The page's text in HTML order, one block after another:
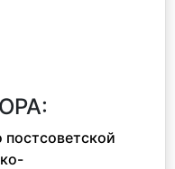
постсоветской